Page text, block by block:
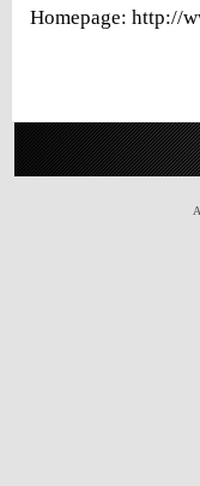
Homepage: http://